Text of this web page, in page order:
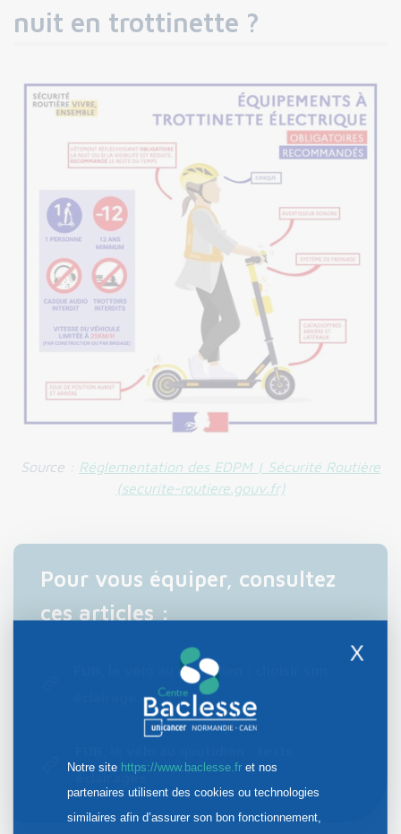
nuit en trottinette ?
Source : Réglementation des EDPM | Sécurité Routière
(securite-routiere.gouv.fr)
Pour vous équiper, consultez
ces articles :
FUB, le vélo au quotidien : choisir son
éclairages
X
Notre site https://www.baclesse.fret nos
partenaires utilisent des cookies ou technologies
similaires afin d’assurer son bon fonctionnement,